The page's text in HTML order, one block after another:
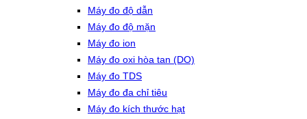
Máy đo độ dẫn
Máy đo độ mặn
Máy đo ion
Máy đo oxi hòa tan (DO)
Máy đo TDS
Máy đo đa chỉ tiêu
Máy đo kích thước hạt